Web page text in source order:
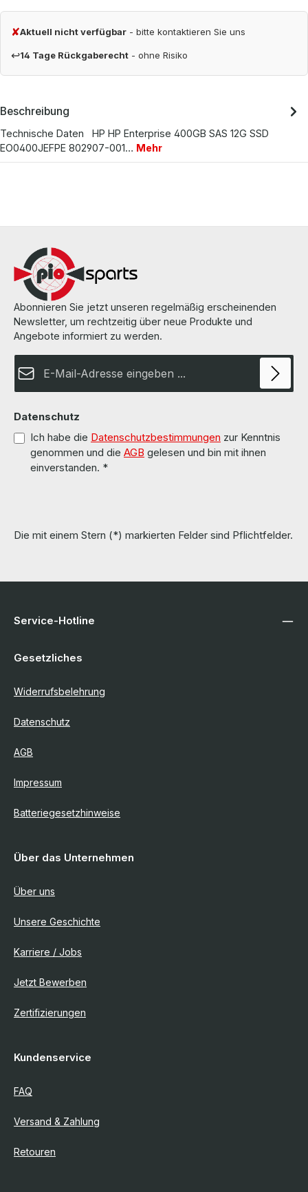
✘Aktuell nicht verfügbar - bitte kontaktieren Sie uns
↩14 Tage Rückgaberecht - ohne Risiko
Beschreibung
Technische Daten HP HP Enterprise 400GB SAS 12G SSD
EO0400JEFPE 802907-001… Mehr
Abonnieren Sie jetzt unseren regelmäßig erscheinenden
Newsletter, um rechtzeitig über neue Produkte und
Angebote informiert zu werden.
Datenschutz
Ich habe die Datenschutzbestimmungen zur Kenntnis
genommen und die AGB gelesen und bin mit ihnen
einverstanden. *
Die mit einem Stern (*) markierten Felder sind Pflichtfelder.
Service-Hotline
Gesetzliches
Widerrufsbelehrung
Datenschutz
AGB
Impressum
Batteriegesetzhinweise
Über das Unternehmen
Über uns
Unsere Geschichte
Karriere / Jobs
Jetzt Bewerben
Zertifizierungen
Kundenservice
FAQ
Versand & Zahlung
Retouren